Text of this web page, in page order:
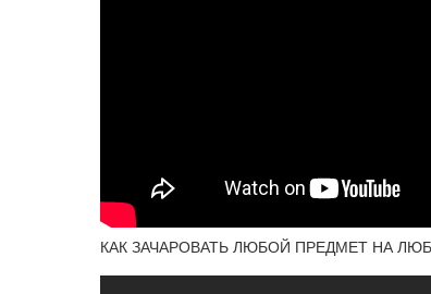
КАК ЗАЧАРОВАТЬ ЛЮБОЙ ПРЕДМЕТ НА